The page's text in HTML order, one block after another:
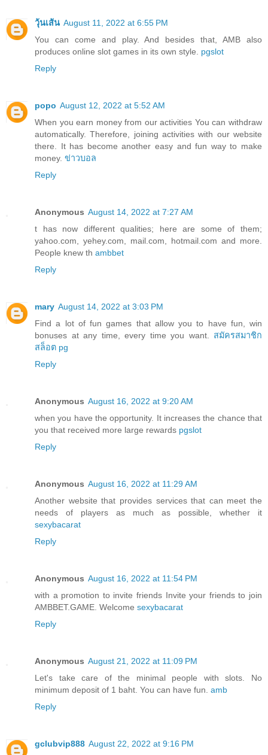
วุ้นเส้น August 11, 2022 at 6:55 PM
You can come and play. And besides that, AMB also
produces online slot games in its own style. pgslot
Reply
popo August 12, 2022 at 5:52 AM
When you earn money from our activities You can withdraw
automatically. Therefore, joining activities with our website
there. It has become another easy and fun way to make
money. ข่าวบอล
Reply
Anonymous August 14, 2022 at 7:27 AM
t has now different qualities; here are some of them;
yahoo.com, yehey.com, mail.com, hotmail.com and more.
People knew th ambbet
Reply
mary August 14, 2022 at 3:03 PM
Find a lot of fun games that allow you to have fun, win
bonuses at any time, every time you want. สมัครสมาชิก
สล็อต pg
Reply
Anonymous August 16, 2022 at 9:20 AM
when you have the opportunity. It increases the chance that
you that received more large rewards pgslot
Reply
Anonymous August 16, 2022 at 11:29 AM
Another website that provides services that can meet the
needs of players as much as possible, whether it
sexybacarat
Reply
Anonymous August 16, 2022 at 11:54 PM
with a promotion to invite friends Invite your friends to join
AMBBET.GAME. Welcome sexybacarat
Reply
Anonymous August 21, 2022 at 11:09 PM
Let's take care of the minimal people with slots. No
minimum deposit of 1 baht. You can have fun. amb
Reply
gclubvip888 August 22, 2022 at 9:16 PM